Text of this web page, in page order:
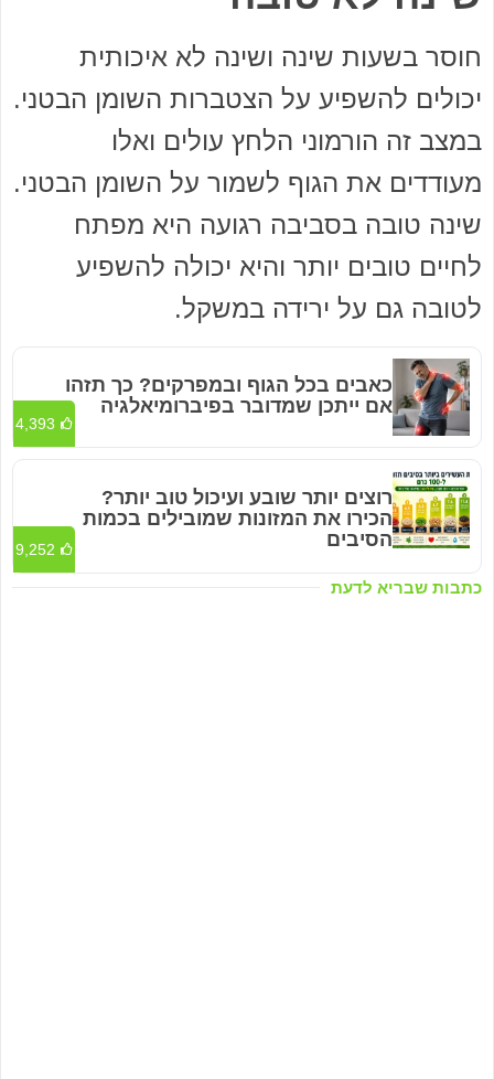
חוסר בשעות שינה ושינה לא איכותית
יכולים להשפיע על הצטברות השומן הבטני.
במצב זה הורמוני הלחץ עולים ואלו
מעודדים את הגוף לשמור על השומן הבטני.
שינה טובה בסביבה רגועה היא מפתח
לחיים טובים יותר והיא יכולה להשפיע
לטובה גם על ירידה במשקל.
כתבות שבריא לדעת
כאבים בכל הגוף ובמפרקים? כך תזהו
אם ייתכן שמדובר בפיברומיאלגיה
4,393
רוצים יותר שובע ועיכול טוב יותר?
הכירו את המזונות שמובילים בכמות
הסיבים
9,252